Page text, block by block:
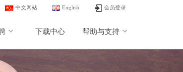
中文网站 English 会员登录
下载中心 帮助与支持